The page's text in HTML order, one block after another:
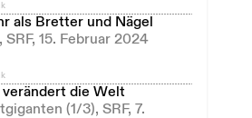
als Bretter und Nägel
SRF, 15. Februar 2024
verändert die Welt
(1/3), SRF, 7.